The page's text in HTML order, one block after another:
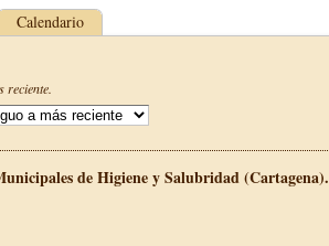
Calendario
reciente.
de Higiene y Salubridad (Cartagena).